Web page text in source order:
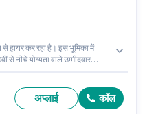
हायर कर रहा है। इस भूमिका में
से नीचे योग्यता वाले उम्मीदवार
अप्लाई कॉल